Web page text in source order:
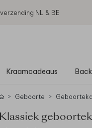
NL & BE
Kraamcadeaus
Geboorte
Klassiek